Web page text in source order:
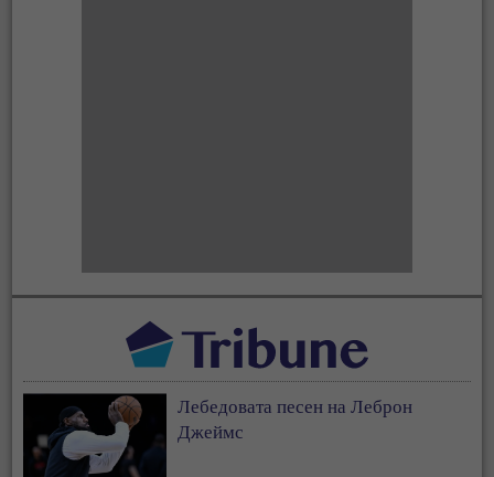
Лебедовата песен на Леброн
Джеймс